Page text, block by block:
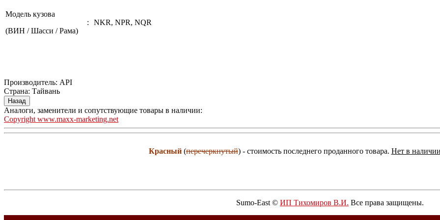
Модель кузова
(ВИН / Шасси / Рама)
: NKR, NPR, NQR
Производитель: API
Страна: Тайвань
Аналоги, заменители и сопутствующие товары в наличии:
Copyright www.maxx-marketing.net
Красный(перечеркнутый) - стоимость последнего проданного товара. Нет в
Sumo-East © ИП Тихомиров В.И. Все права защищены.